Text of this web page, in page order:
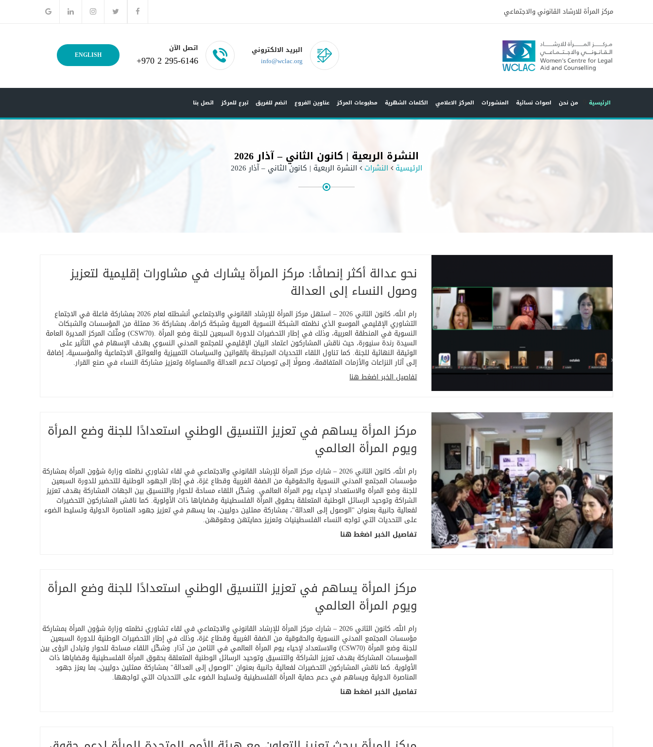
مركز المرأة للارشاد القانوني والاجتماعي
البريد الالكتروني
info@wclac.org
اتصل الآن
+970 2 295-6146
ENGLISH
الرئيسية من نحن اصوات نسائية المنشورات المركز الاعلامي الكلمات الشهرية مطبوعات المركز عناوين الفروع انضم للفريق تبرع للمركز اتصل بنا
النشرة الربعية | كانون الثاني – آذار 2026
الرئيسية النشرات النشرة الربعية | كانون الثاني – آذار 2026
نحو عدالة أكثر إنصافًا: مركز المرأة يشارك في مشاورات إقليمية لتعزيز
وصول النساء إلى العدالة
رام الله، كانون الثاني 2026 – استهل مركز المرأة للإرشاد القانوني والاجتماعي أنشطته لعام 2026 بمشاركة فاعلة في الاجتماع
التشاوري الإقليمي الموسع الذي نظمته الشبكة النسوية العربية وشبكة كرامة، بمشاركة 36 ممثلة من المؤسسات والشبكات
النسوية في المنطقة العربية، وذلك في إطار التحضيرات للدورة السبعين للجنة وضع المرأة (CSW70). ومثّلت المركز المديرة العامة
السيدة رندة سنيورة، حيث ناقش المشاركون اعتماد البيان الإقليمي للمجتمع المدني النسوي بهدف الإسهام في التأثير على
الوثيقة النهائية للجنة. كما تناول اللقاء التحديات المرتبطة بالقوانين والسياسات التمييزية والعوائق الاجتماعية والمؤسسية، إضافة
إلى آثار النزاعات والأزمات المتفاقمة، وصولًا إلى توصيات تدعم العدالة والمساواة وتعزيز مشاركة النساء في صنع القرار.
تفاصيل الخبر اضغط هنا
مركز المرأة يساهم في تعزيز التنسيق الوطني استعدادًا للجنة وضع المرأة
ويوم المرأة العالمي
رام الله، كانون الثاني 2026 – شارك مركز المرأة للإرشاد القانوني والاجتماعي في لقاء تشاوري نظمته وزارة شؤون المرأة بمشاركة
مؤسسات المجتمع المدني النسوية والحقوقية من الضفة الغربية وقطاع غزة، في إطار الجهود الوطنية للتحضير للدورة السبعين
للجنة وضع المرأة والاستعداد لإحياء يوم المرأة العالمي. وشكّل اللقاء مساحة للحوار والتنسيق بين الجهات المشاركة بهدف تعزيز
الشراكة وتوحيد الرسائل الوطنية المتعلقة بحقوق المرأة الفلسطينية وقضاياها ذات الأولوية. كما ناقش المشاركون التحضيرات
لفعالية جانبية بعنوان "الوصول إلى العدالة"، بمشاركة ممثلين دوليين، بما يسهم في تعزيز جهود المناصرة الدولية وتسليط الضوء
على التحديات التي تواجه النساء الفلسطينيات وتعزيز حمايتهن وحقوقهن.
تفاصيل الخبر اضغط هنا
مركز المرأة يساهم في تعزيز التنسيق الوطني استعدادًا للجنة وضع المرأة
ويوم المرأة العالمي
رام الله، كانون الثاني 2026 – شارك مركز المرأة للإرشاد القانوني والاجتماعي في لقاء تشاوري نظمته وزارة شؤون المرأة بمشاركة
مؤسسات المجتمع المدني النسوية والحقوقية من الضفة الغربية وقطاع غزة، وذلك في إطار التحضيرات الوطنية للدورة السبعين
للجنة وضع المرأة (CSW70) والاستعداد لإحياء يوم المرأة العالمي في الثامن من آذار. وشكّل اللقاء مساحة للحوار وتبادل الرؤى بين
المؤسسات المشاركة بهدف تعزيز الشراكة والتنسيق وتوحيد الرسائل الوطنية المتعلقة بحقوق المرأة الفلسطينية وقضاياها ذات
الأولوية. كما ناقش المشاركون التحضيرات لفعالية جانبية بعنوان "الوصول إلى العدالة" بمشاركة ممثلين دوليين، بما يعزز جهود
المناصرة الدولية ويساهم في دعم حماية المرأة الفلسطينية وتسليط الضوء على التحديات التي تواجهها.
تفاصيل الخبر اضغط هنا